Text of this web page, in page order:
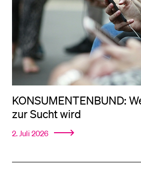
KONSUMENTENBUND:
zur Sucht wird
2. Juli 2026